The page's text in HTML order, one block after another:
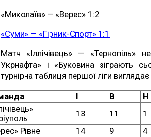
«Миколаїв» — «Верес» 1:2
«Суми» — «Гірник-Спорт» 1:1
Матч «Іллічівець» — «Тернопіль»
Укрнафта» і «Буковина зіграють
турнірна таблиця першої ліги виглядає
I В Н
13 11 1
Рівне 14 9 4